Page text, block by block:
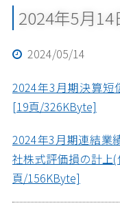
2024年5月
2024/05/14
2024年3月期決算短
[19頁/326KByte]
2024年3月期連結業
社株式評価損の計上
頁/156KByte]